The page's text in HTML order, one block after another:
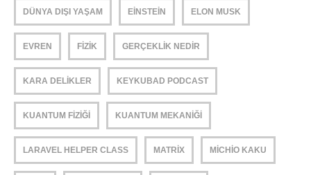
DÜNYA DIŞI YAŞAM EINSTEIN ELON MUSK
EVREN FIZIK GERÇEKLIK NEDIR
KARA DELIKLER KEYKUBAD PODCAST
KUANTUM FIZIĞI KUANTUM MEKANIĞI
LARAVEL HELPER CLASS MATRIX MICHIO KAKU